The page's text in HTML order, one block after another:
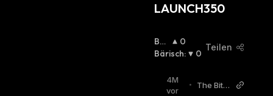
LAUNCH350
Bulli
Sch:
0
Bärisch: 0
Teilen
4M
vor
•
The Bit J